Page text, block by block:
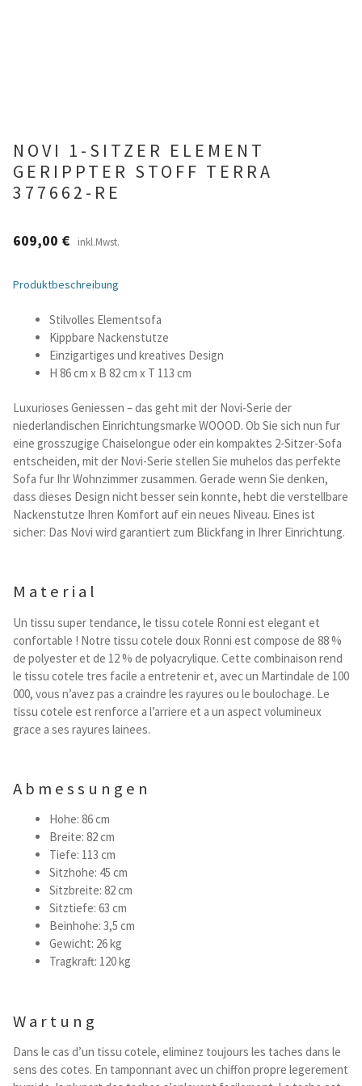
TV- und Mediamöbel
Kataloge Landhaus
Kataloge Massivholz
Massivholz Schlafen
Massivholz Wohnen
Kataloge Trends
Summer Sale
NOVI 1-SITZER ELEMENT
GERIPPTER STOFF TERRA
377662-RE
609,00 € inkl.Mwst.
Produktbeschreibung
Stilvolles Elementsofa
Kippbare Nackenstutze
Einzigartiges und kreatives Design
H 86 cm x B 82 cm x T 113 cm
Luxurioses Geniessen – das geht mit der Novi-Serie der
niederlandischen Einrichtungsmarke WOOOD. Ob Sie sich nun fur
eine grosszugige Chaiselongue oder ein kompaktes 2-Sitzer-Sofa
entscheiden, mit der Novi-Serie stellen Sie muhelos das perfekte
Sofa fur Ihr Wohnzimmer zusammen. Gerade wenn Sie denken,
dass dieses Design nicht besser sein konnte, hebt die verstellbare
Nackenstutze Ihren Komfort auf ein neues Niveau. Eines ist
sicher: Das Novi wird garantiert zum Blickfang in Ihrer Einrichtung.
Material
Un tissu super tendance, le tissu cotele Ronni est elegant et
confortable ! Notre tissu cotele doux Ronni est compose de 88 %
de polyester et de 12 % de polyacrylique. Cette combinaison rend
le tissu cotele tres facile a entretenir et, avec un Martindale de 100
000, vous n’avez pas a craindre les rayures ou le boulochage. Le
tissu cotele est renforce a l’arriere et a un aspect volumineux
grace a ses rayures lainees.
Abmessungen
Hohe: 86 cm
Breite: 82 cm
Tiefe: 113 cm
Sitzhohe: 45 cm
Sitzbreite: 82 cm
Sitztiefe: 63 cm
Beinhohe: 3,5 cm
Gewicht: 26 kg
Tragkraft: 120 kg
Wartung
Dans le cas d’un tissu cotele, eliminez toujours les taches dans le
sens des cotes. En tamponnant avec un chiffon propre legerement